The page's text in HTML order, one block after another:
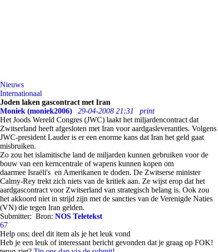
Nieuws
Internationaal
Joden laken gascontract met Iran
Moniek (moniek2006)
29-04-2008 21:31
print
Het Joods Wereld Congres (JWC) laakt het miljardencontract dat
Zwitserland heeft afgesloten met Iran voor aardgasleveranties. Volgens
JWC-president Lauder is er een enorme kans dat Iran het geld gaat
misbruiken.
Zo zou het islamitische land de miljarden kunnen gebruiken voor de
bouw van een kerncentrale of wapens kunnen kopen om
daarmee Israëli's en Amerikanen te doden. De Zwitserse minister
Calmy-Rey trekt zich niets van de kritiek aan. Ze wijst erop dat het
aardgascontract voor Zwitserland van strategisch belang is. Ook zou
het akkoord niet in strijd zijn met de sancties van de Verenigde Naties
(VN) die tegen Iran gelden.
Submitter: Bron: NOS Teletekst
67
Help ons; deel dit item als je het leuk vond
Heb je een leuk of interessant bericht gevonden dat je graag op FOK!